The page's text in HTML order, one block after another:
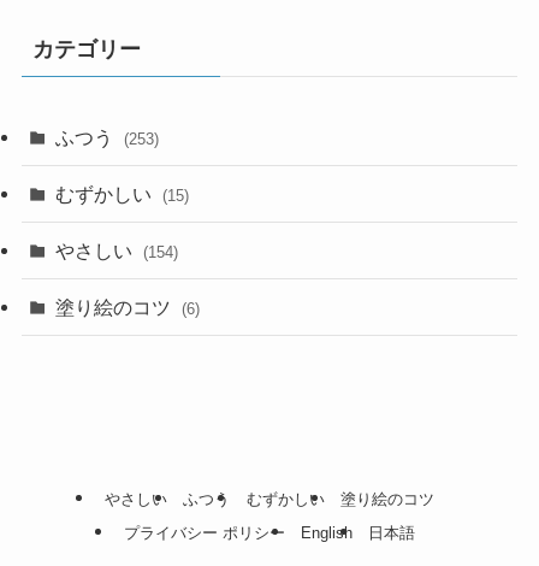
カテゴリー
ふつう (253)
むずかしい (15)
やさしい (154)
塗り絵のコツ (6)
やさしい ふつう むずかしい
塗り絵のコツ
プライバシー ポリシー
English 日本語